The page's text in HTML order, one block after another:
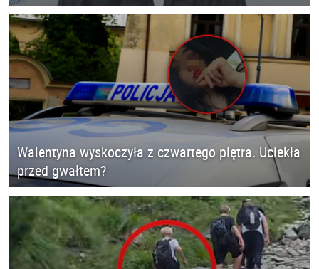
Walentyna wyskoczyła z czwartego piętra. Uciekła
przed gwałtem?